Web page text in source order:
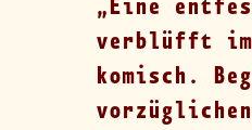
Eine
verblüfft
komisch.